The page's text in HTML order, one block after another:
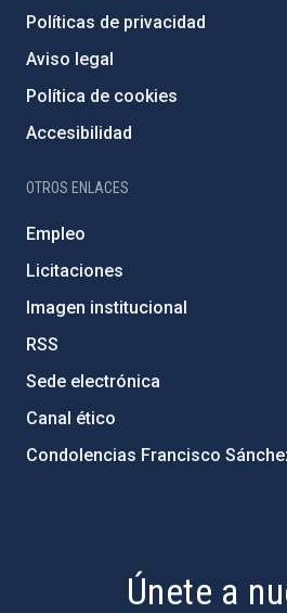
Políticas de privacidad
Aviso legal
Política de cookies
Accesibilidad
OTROS ENLACES
Empleo
Licitaciones
Imagen institucional
RSS
Sede electrónica
Canal ético
Condolencias Francisco
Únete a